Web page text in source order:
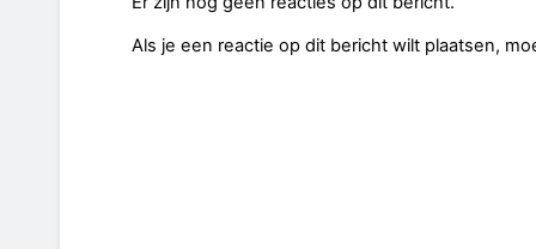
Als je een reactie op dit bericht wilt plaatsen,